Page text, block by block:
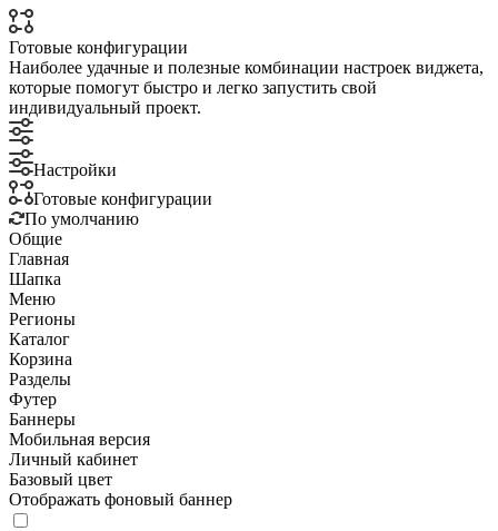
Готовые конфигурации
Наиболее удачные и полезные комбинации настроек виджета,
которые помогут быстро и легко запустить свой
индивидуальный проект.
Настройки
Готовые конфигурации
По умолчанию
Общие
Главная
Шапка
Меню
Регионы
Каталог
Корзина
Разделы
Футер
Баннеры
Мобильная версия
Личный кабинет
Базовый цвет
Отображать фоновый баннер